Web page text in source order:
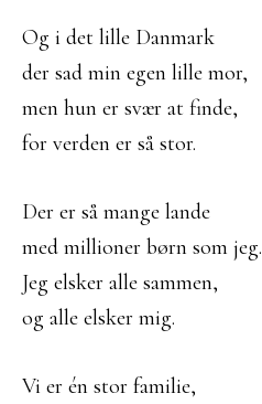
Og i det lille Danmark
der sad min egen lille mor,
men hun er svær at finde,
for verden er så stor.
Der er så mange lande
med millioner børn som jeg.
Jeg elsker alle sammen,
og alle elsker mig.
Vi er én stor familie,